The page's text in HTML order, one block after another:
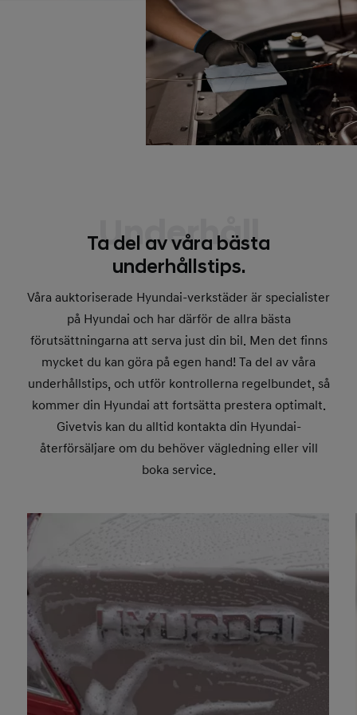
Underhåll
Ta del av våra bästa
underhållstips.
Våra auktoriserade Hyundai-verkstäder är specialister
på Hyundai och har därför de allra bästa
förutsättningarna att serva just din bil. Men det finns
mycket du kan göra på egen hand! Ta del av våra
underhållstips, och utför kontrollerna regelbundet, så
kommer din Hyundai att fortsätta prestera optimalt.
Givetvis kan du alltid kontakta din Hyundai-
återförsäljare om du behöver vägledning eller vill
boka service.